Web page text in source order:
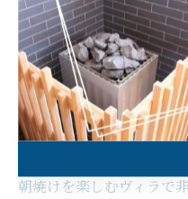
ポイントです。サウナの熱と
り、深いリラクゼーションへ
利用者からは「自然と一体に
る」といった満足の声が寄
ナ体験は、忙しい現代人に
るでしょう。
朝焼けを楽しむヴィラで